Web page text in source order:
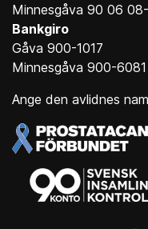
Minnesgåva 90 06 08-
Bankgiro
Gåva 900-1017
Minnesgåva 900-6081
Ange den avlidnes